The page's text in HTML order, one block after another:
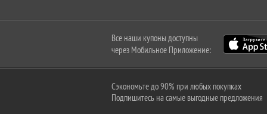
Все наши купоны доступны
через Мобильное Приложение:
Сэкономьте до 90% при любых покупках
Подпишитесь на самые выгодные предложения